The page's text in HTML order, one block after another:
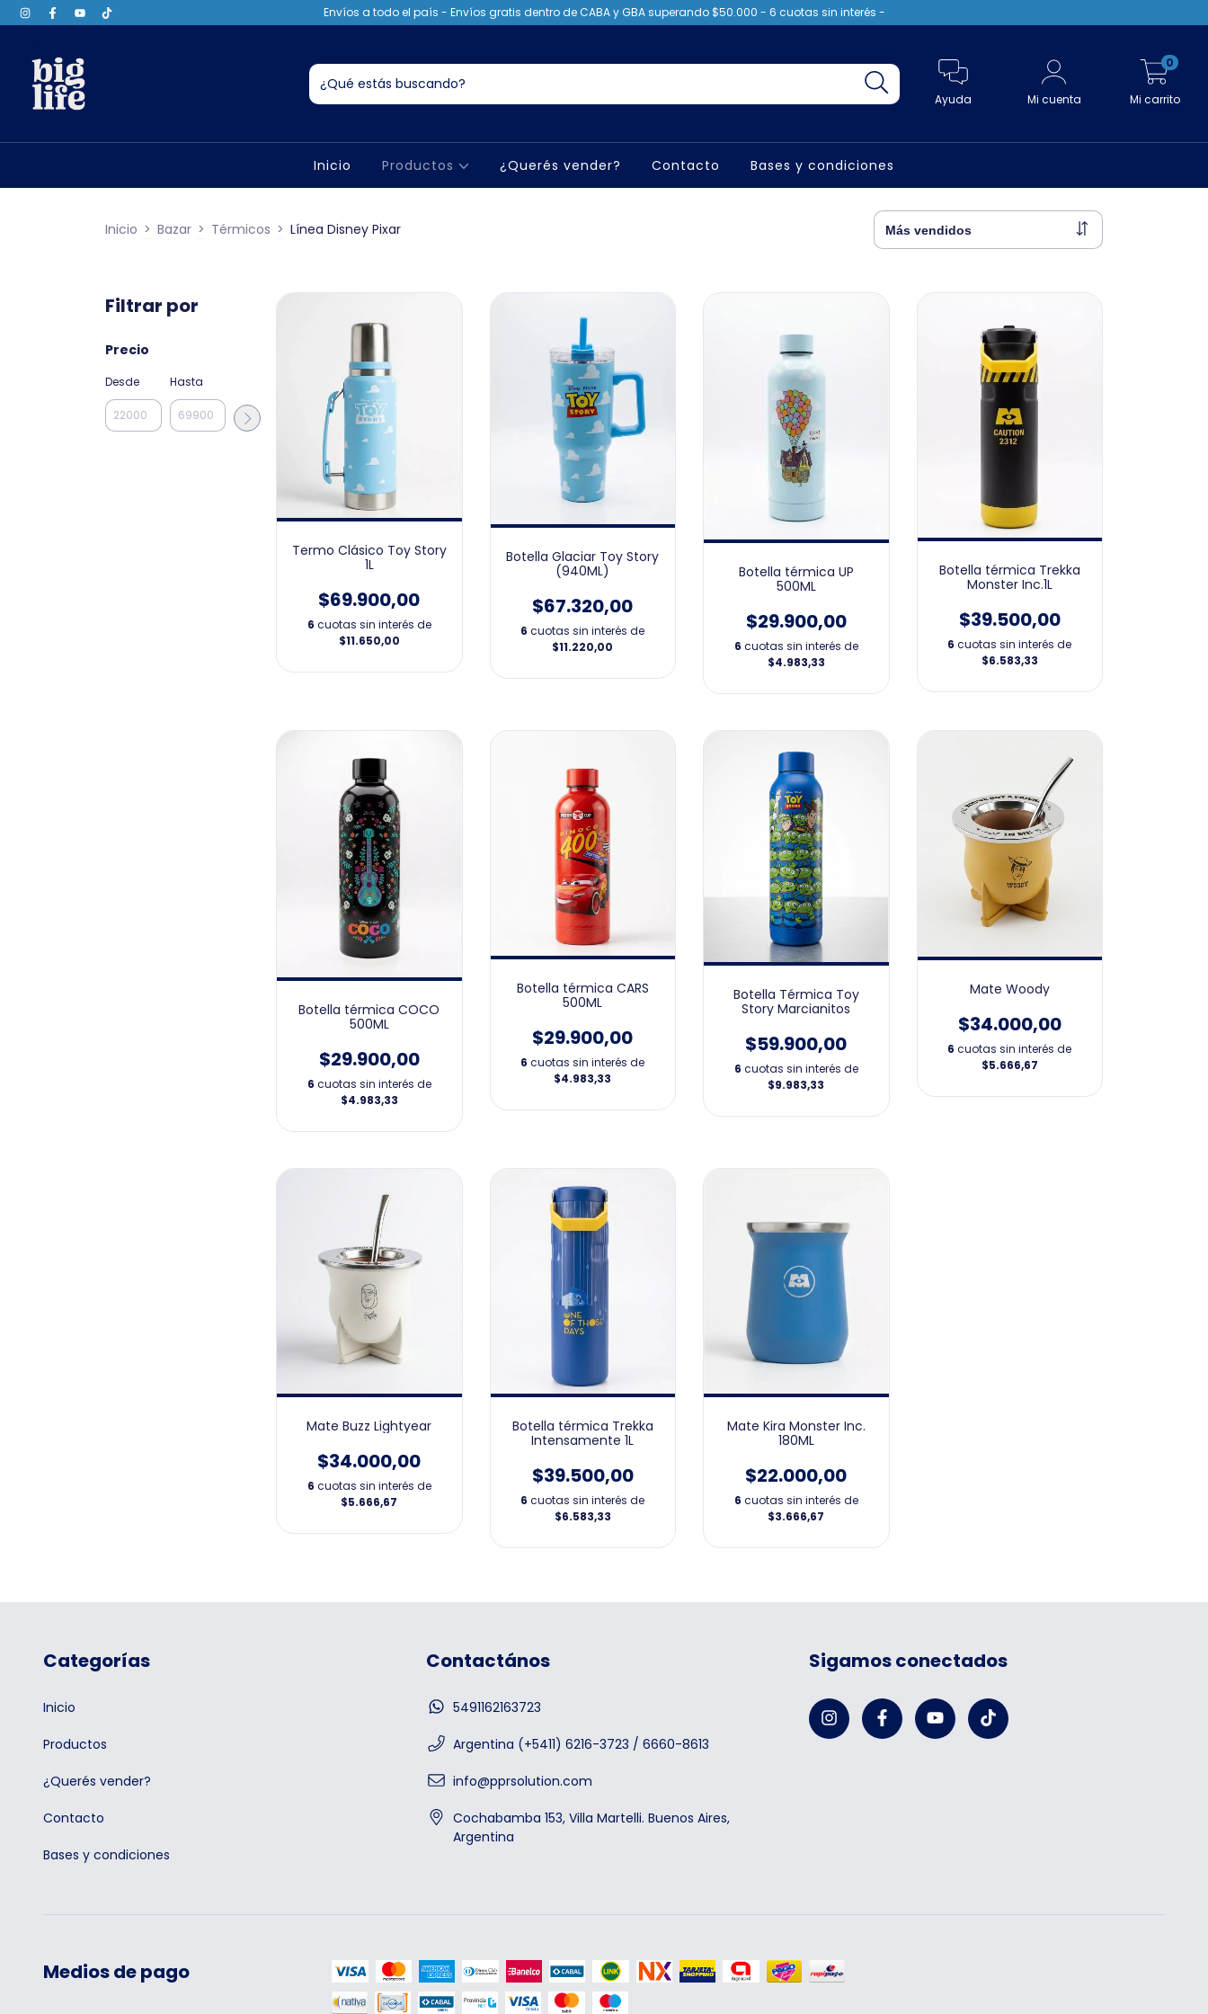
Envíos a todo el país - Envíos gratis dentro de CABA y GBA superando $50.000 - 6 cuotas sin interés -
Ayuda Mi cuenta Mi carrito
0
Inicio Productos ¿Querés vender? Contacto Bases y condiciones
Inicio > Bazar > Térmicos > Línea Disney Pixar
Filtrar por
Precio
Desde Hasta
Termo Clásico Toy Story
1L
$69.900,00
6 cuotas sin interés de
$11.650,00
Botella Glaciar Toy Story
(940ML)
$67.320,00
6 cuotas sin interés de
$11.220,00
Botella térmica UP
500ML
$29.900,00
6 cuotas sin interés de
$4.983,33
Botella térmica Trekka
Monster Inc.1L
$39.500,00
6 cuotas sin interés de
$6.583,33
Botella térmica COCO
500ML
$29.900,00
6 cuotas sin interés de
$4.983,33
Botella térmica CARS
500ML
$29.900,00
6 cuotas sin interés de
$4.983,33
Botella Térmica Toy
Story Marcianitos
$59.900,00
6 cuotas sin interés de
$9.983,33
Mate Woody
$34.000,00
6 cuotas sin interés de
$5.666,67
Mate Buzz Lightyear
$34.000,00
6 cuotas sin interés de
$5.666,67
Botella térmica Trekka
Intensamente 1L
$39.500,00
6 cuotas sin interés de
$6.583,33
Mate Kira Monster Inc.
180ML
$22.000,00
6 cuotas sin interés de
$3.666,67
Categorías
Inicio
Productos
¿Querés vender?
Contacto
Bases y condiciones
Contactános
5491162163723
Argentina (+5411) 6216-3723 / 6660-8613
info@pprsolution.com
Cochabamba 153, Villa Martelli. Buenos Aires,
Argentina
Sigamos conectados
Medios de pago